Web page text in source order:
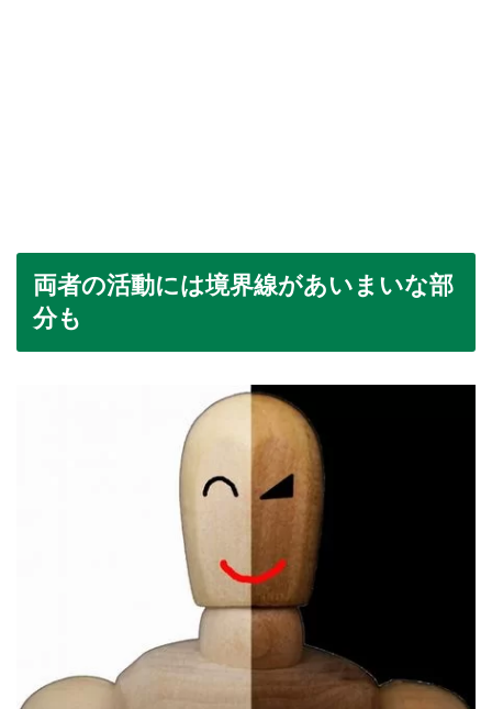
両者の活動には境界線があいまいな部
分も